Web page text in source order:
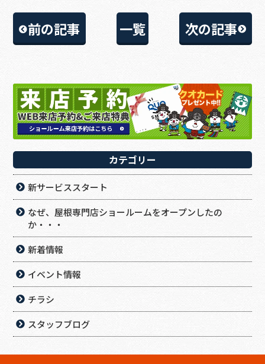
前の記事 一覧 次の記事
カテゴリー
新サービススタート
なぜ、屋根専門店ショールームをオープンしたの
か・・・
新着情報
イベント情報
チラシ
スタッフブログ